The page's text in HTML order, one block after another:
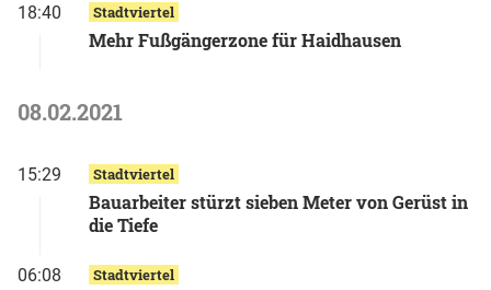
18:40 Stadtviertel
Mehr Fußgängerzone für Haidhausen
08.02.2021
15:29 Stadtviertel
Bauarbeiter stürzt sieben Meter von Gerüst in
die Tiefe
06:08 Stadtviertel